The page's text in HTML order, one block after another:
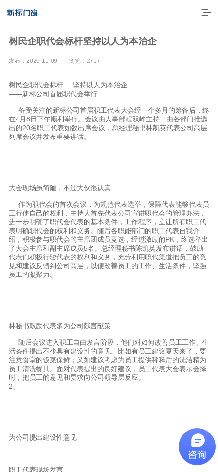
一体化产品
门窗实力派
理想生活
新视界
新标赋能中心
新标铝业
树民企职代会标杆坚持以人为本治企
发布：2020-11-09 浏览：2717
树民企职代会标杆 坚持以人为本治企
——新标公司首届职代会举行
备受关注的新标公司首届职工代表大会经一个多月的筹备后，终
在4月8日下午顺利举行。会议由人事部程双峰主持，由各部门推选
出的20名职工代表如数出席会议，总经理秘书林凯英代表公司高层
列席会议并发布重要讲话。
大会现场虽简陋，不过大伙很认真
作为职代会的首次会议，为规范代表选举，保障代表能够代表员
工行使自己的权利，主持人首先代表公司宣讲职代会的管理办法，
进一步明确了职代会代表的基本条件，工作程序，立让所有职工代
表明确职代会的权利和义务。随后各职能部门的职工代表自我介
绍，积极参与职代会的主席团成员竞选，经过激励的PK，终选举出
了大会主席和副主席成员5名。总经理秘书陈凯英发布讲话，鼓励
代表们积极行驶代表的权利和义务，充分利用职代渠道把员工的意
见和建议反馈到公司高层，以便改善员工的工作、生活条件，坚强
员工的凝聚力。
林秘书鼓励代表多为公司献言献策
随后会议进入职工自由发言阶段，他们对如何改善员工工作、生
活条件提出不少具有建设性的意见。比如有员工建议夏天来了，要
注意食堂的饭菜保鲜；又如建议考虑为员工提供稀释后的洗洁精为
员工清洗餐具。面对代表提出的良好建议，员工代表大会表示会择
时，把员工的意见和要求向公司领导层反应。
2、
为公司提出建设性意见
职工代表现场发言